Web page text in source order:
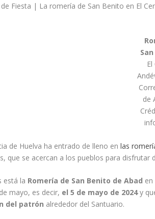
Fiesta | La romería de San Benito en El
de
de Huelva ha entrado de lleno enlas
que se acercan a los pueblos para disfrutar
está la Romería de San Benito de Abad en
mayo, es decir, el 5 de mayo de 2024y
del patrón alrededor del Santuario.